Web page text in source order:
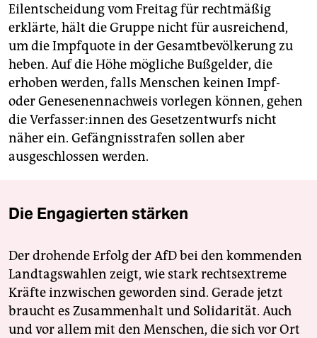
Eilentscheidung vom Freitag für rechtmäßig
erklärte, hält die Gruppe nicht für ausreichend,
um die Impfquote in der Gesamtbevölkerung zu
heben. Auf die Höhe mögliche Bußgelder, die
erhoben werden, falls Menschen keinen Impf-
oder Genesenennachweis vorlegen können, gehen
die Ver­fas­se­r:in­nen des Gesetzentwurfs nicht
näher ein. Gefängnisstrafen sollen aber
ausgeschlossen werden.
Die Engagierten stärken
Der drohende Erfolg der AfD bei den kommenden
Landtagswahlen zeigt, wie stark rechtsextreme
Kräfte inzwischen geworden sind. Gerade jetzt
braucht es Zusammenhalt und Solidarität. Auch
und vor allem mit den Menschen, die sich vor Ort